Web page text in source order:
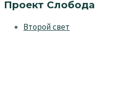
Проект Слобода
Второй свет